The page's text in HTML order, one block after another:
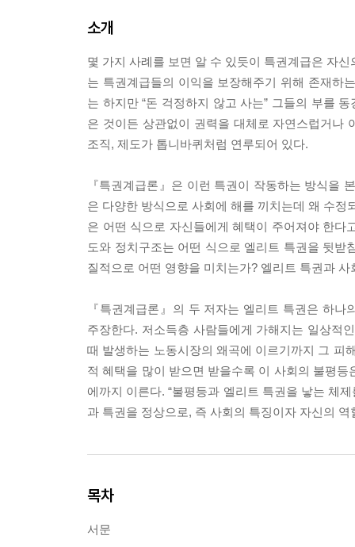
소개
몇 가지 사례를 보면 알 수 있듯이 특권계급은 자
는 특권계급들의 이익을 보장해주기 위해 존재하
는 하지만 “돈 걱정하지 않고 사는” 그들의 부를
은 것이든 상관없이 권력을 대체로 자연스럽거나
조직, 제도가 톱니바퀴처럼 연루되어 있다.
『특권계급론』은 이런 특권이 작동하는 방식을
은 다양한 방식으로 사회에 해를 끼치는데 왜 수
은 어떤 식으로 자신들에게 혜택이 주어져야 한
도와 정치구조는 어떤 식으로 엘리트 특권을 뒷
질적으로 어떤 영향을 미치는가? 엘리트 특권과
『특권계급론』의 두 저자는 엘리트 특권은 하
주장한다. 저소득층 사람들에게 가해지는 일상적
때 발생하는 노동시장의 왜곡에 이르기까지 그 피
적 혜택을 많이 받으면 받을수록 이 사회의 불평
에까지 이른다. “불평등과 엘리트 특권을 낳는 체
과 특권을 정상으로, 즉 사회의 특징이자 자신의
목차
서문